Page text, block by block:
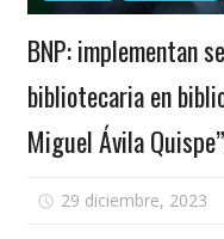
BNP: implementan
bibliotecaria en
Miguel Ávila
29 diciembre, 2023